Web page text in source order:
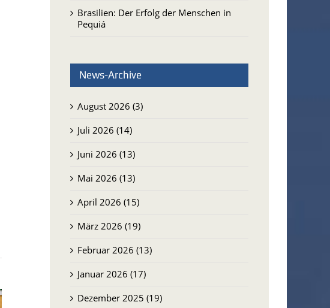
Brasilien: Der Erfolg der Menschen in
Pequiá
News-Archive
August 2026 (3)
Juli 2026 (14)
Juni 2026 (13)
Mai 2026 (13)
April 2026 (15)
März 2026 (19)
Februar 2026 (13)
Januar 2026 (17)
Dezember 2025 (19)